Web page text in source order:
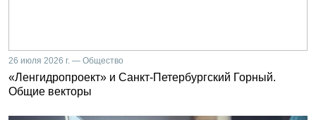
26 июля 2026 г. — Общество
«Ленгидропроект» и Санкт-Петербургский Горный.
Общие векторы